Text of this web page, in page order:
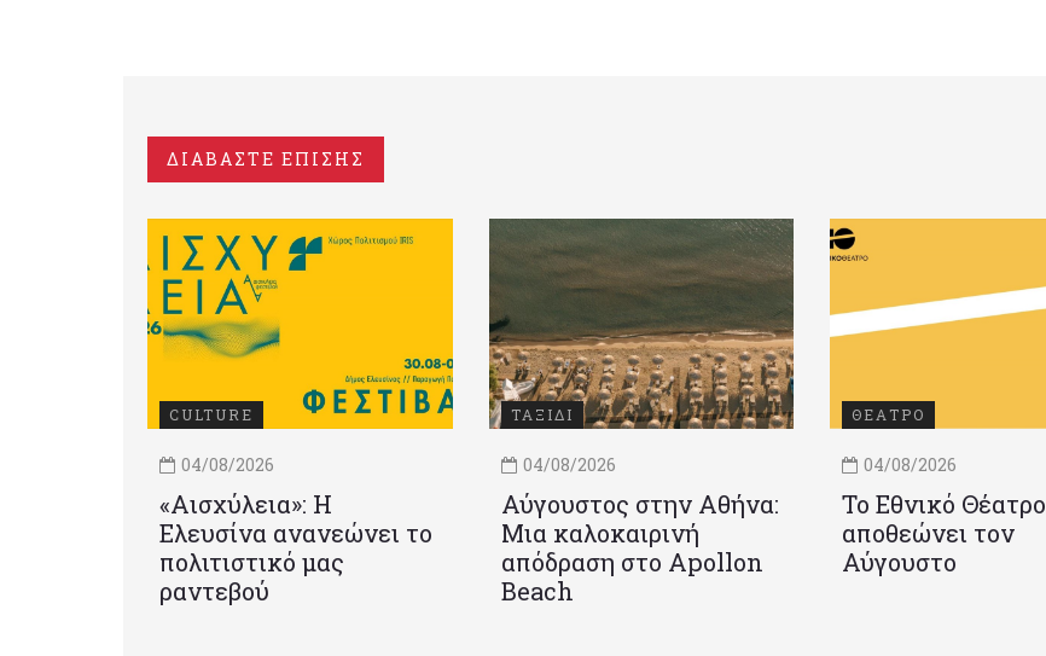
ΔΙΑΒΑΣΤΕ ΕΠΙΣΗΣ
CULTURE
04/08/2026
«Αισχύλεια»: Η
Ελευσίνα ανανεώνει το
πολιτιστικό μας
ραντεβού
ΤΑΞΙΔΙ
04/08/2026
Αύγουστος στην Αθήνα:
Μια καλοκαιρινή
απόδραση στο Apollon
Beach
ΘΕΑΤΡΟ
04/08/2026
Το Εθνικό Θέατρο
αποθεώνει τον
Αύγουστο